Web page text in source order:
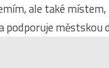
ale také
podporuje městskou